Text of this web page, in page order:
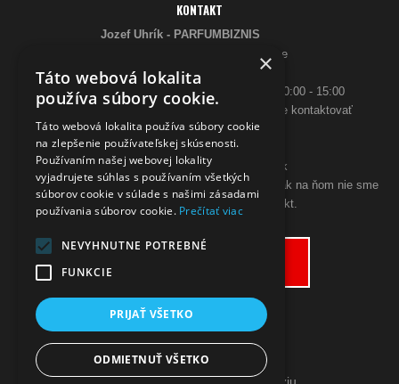
KONTAKT
Jozef Uhrík - PARFUMBIZNIS
Saratovská 2926/21 93405 Levice
Telefón:
0948 005 546
- PO-PIA: 10:00 - 18:00, SO 10:00 - 15:00
ak sa aj hneď nedovoláte, budeme Vás spätne kontaktovať
Email:
poslimasem@gmail.com
objednavky@zpohodliadomova.sk
Kontaktovať nás môžete aj cez zákaznícky chat, ak na ňom nie sme
prítomný, zanechajte na seba kontakt.
×
Táto webová lokalita
používa súbory cookie.
Táto webová lokalita používa súbory cookie
na zlepšenie používateľskej skúsenosti.
Používaním našej webovej lokality
vyjadrujete súhlas s používaním všetkých
súborov cookie v súlade s našimi zásadami
používania súborov cookie. Prečítať viac
NEVYHNUTNE POTREBNÉ
FUNKCIE
PRIJAŤ VŠETKO
ODMIETNUŤ VŠETKO